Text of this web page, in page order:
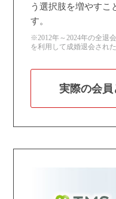
う選択肢を増やすこ
す。
※2012年～2024年の全退
を利用して成婚退会され
実際の会